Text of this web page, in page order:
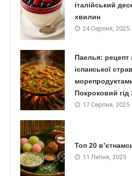
італійський
хвилин
24 Серпня, 2025
Паелья: рецепт
іспанської
Покроковий гід
17 Серпня, 2025
Топ 20
11 Липня, 2025